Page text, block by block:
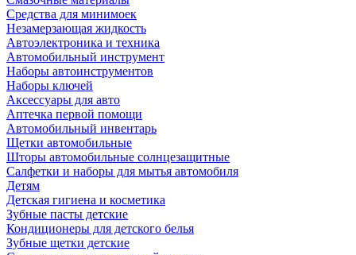
Средства для минимоек
Незамерзающая жидкость
Автоэлектроника и техника
Автомобильный инструмент
Наборы автоинструментов
Наборы ключей
Аксессуары для авто
Аптечка первой помощи
Автомобильный инвентарь
Щетки автомобильные
Шторы автомобильные солнцезащитные
Салфетки и наборы для мытья автомобиля
Детям
Детская гигиена и косметика
Зубные пасты детские
Кондиционеры для детского белья
Зубные щетки детские